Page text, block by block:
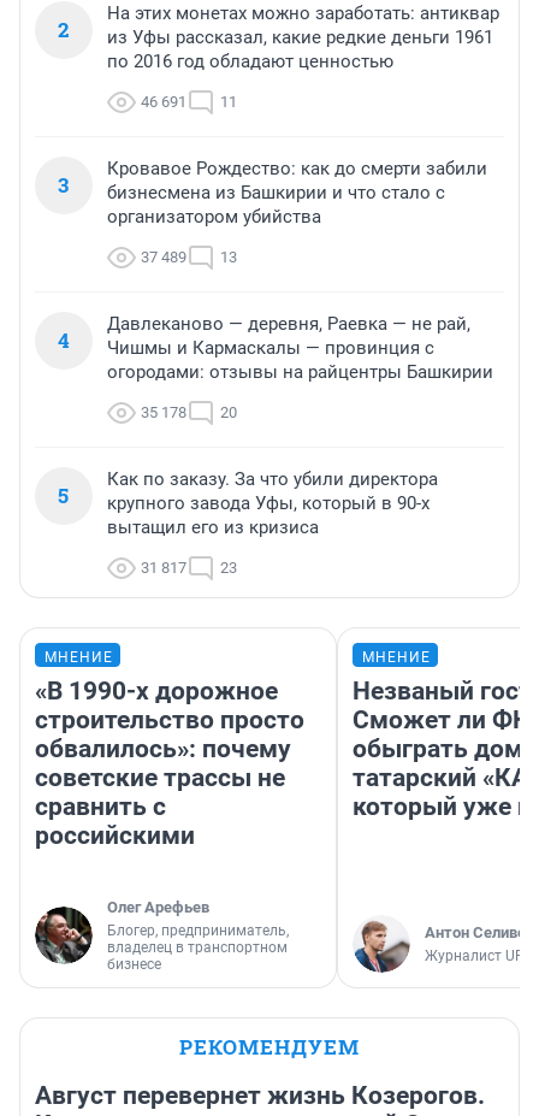
2
На этих монетах можно заработать: антиквар
из Уфы рассказал, какие редкие деньги 1961
по 2016 год обладают ценностью
46 691 11
3
Кровавое Рождество: как до смерти забили
бизнесмена из Башкирии и что стало с
организатором убийства
37 489 13
4
Давлеканово — деревня, Раевка — не рай,
Чишмы и Кармаскалы — провинция с
огородами: отзывы на райцентры Башкирии
35 178 20
5
Как по заказу. За что убили директора
крупного завода Уфы, который в 90-х
вытащил его из кризиса
31 817 23
МНЕНИЕ
«В 1990-х дорожное
строительство просто
обвалилось»: почему
советские трассы не
сравнить с
российскими
Олег Арефьев
Блогер, предприниматель,
владелец в транспортном
бизнесе
МНЕНИЕ
Незваный
Сможет ли ФК
обыграть дома
татарский
который уже
Антон
Журналист
РЕКОМЕНДУЕМ
Август перевернет жизнь Козерогов.